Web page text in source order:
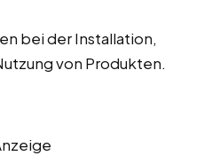
bei der Installation,
von Produkten.